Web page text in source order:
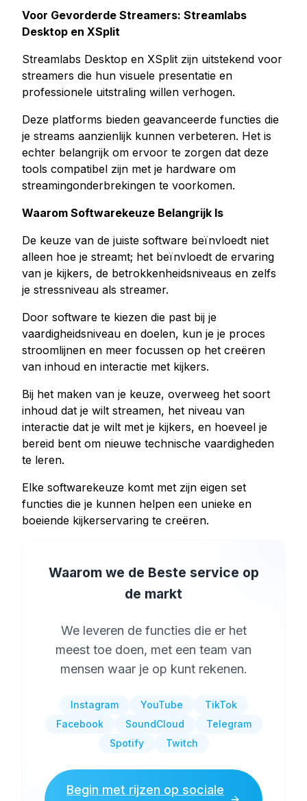
Voor Gevorderde Streamers: Streamlabs
Desktop en XSplit
Streamlabs Desktop en XSplit zijn uitstekend voor
streamers die hun visuele presentatie en
professionele uitstraling willen verhogen.
Deze platforms bieden geavanceerde functies die
je streams aanzienlijk kunnen verbeteren. Het is
echter belangrijk om ervoor te zorgen dat deze
tools compatibel zijn met je hardware om
streamingonderbrekingen te voorkomen.
Waarom Softwarekeuze Belangrijk Is
De keuze van de juiste software beïnvloedt niet
alleen hoe je streamt; het beïnvloedt de ervaring
van je kijkers, de betrokkenheidsniveaus en zelfs
je stressniveau als streamer.
Door software te kiezen die past bij je
vaardigheidsniveau en doelen, kun je je proces
stroomlijnen en meer focussen op het creëren
van inhoud en interactie met kijkers.
Bij het maken van je keuze, overweeg het soort
inhoud dat je wilt streamen, het niveau van
interactie dat je wilt met je kijkers, en hoeveel je
bereid bent om nieuwe technische vaardigheden
te leren.
Elke softwarekeuze komt met zijn eigen set
functies die je kunnen helpen een unieke en
boeiende kijkerservaring te creëren.
Waarom we de Beste service op
de markt
We leveren de functies die er het
meest toe doen, met een team van
mensen waar je op kunt rekenen.
Instagram YouTube
TikTok
Facebook
SoundCloud
Telegram
Spotify
Twitch
Begin met rijzen op sociale